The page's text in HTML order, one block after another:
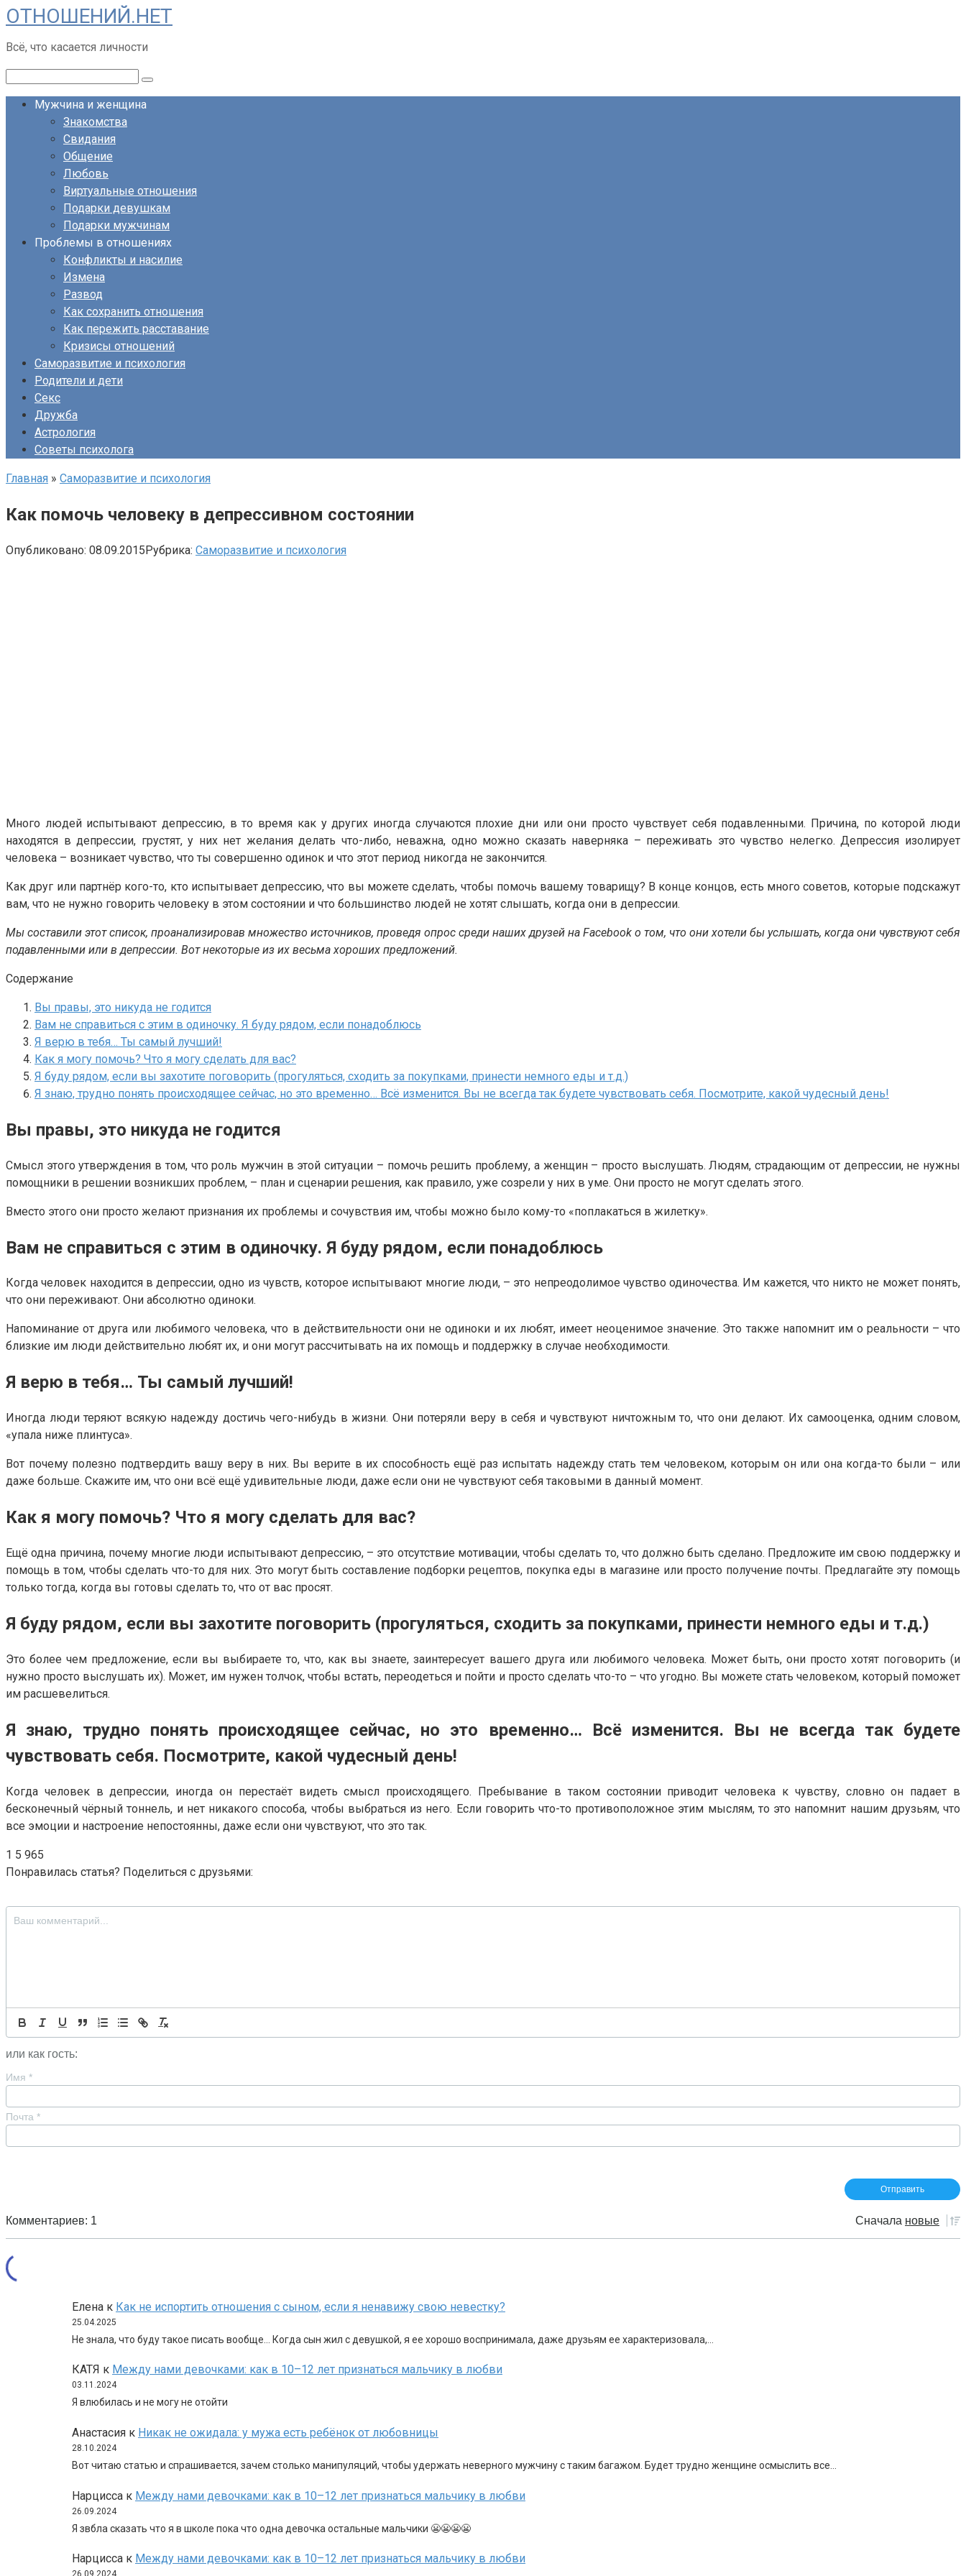
Перейти
к
контенту
ОТНОШЕНИЙ.НЕТ
Всё, что касается личности
Мужчина и женщина
Знакомства
Свидания
Общение
Любовь
Виртуальные отношения
Подарки девушкам
Подарки мужчинам
Проблемы в отношениях
Конфликты и насилие
Измена
Развод
Как сохранить отношения
Как пережить расставание
Кризисы отношений
Саморазвитие и психология
Родители и дети
Секс
Дружба
Астрология
Советы психолога
Главная » Саморазвитие и психология
Как помочь человеку в депрессивном состоянии
Опубликовано: 08.09.2015Рубрика: Саморазвитие и психология
Много людей испытывают депрессию, в то время как у других иногда случаются плохие дни или они просто чувствует себя подавленными. Причина, по которой люди
находятся в депрессии, грустят, у них нет желания делать что-либо, неважна, одно можно сказать наверняка – переживать это чувство нелегко. Депрессия изолирует
человека – возникает чувство, что ты совершенно одинок и что этот период никогда не закончится.
Как друг или партнёр кого-то, кто испытывает депрессию, что вы можете сделать, чтобы помочь вашему товарищу? В конце концов, есть много советов, которые подскажут
вам, что не нужно говорить человеку в этом состоянии и что большинство людей не хотят слышать, когда они в депрессии.
Мы составили этот список, проанализировав множество источников, проведя опрос среди наших друзей на Facebook о том, что они хотели бы услышать, когда они чувствуют себя
подавленными или в депрессии. Вот некоторые из их весьма хороших предложений.
Содержание
Вы правы, это никуда не годится
Вам не справиться с этим в одиночку. Я буду рядом, если понадоблюсь
Я верю в тебя… Ты самый лучший!
Как я могу помочь? Что я могу сделать для вас?
Я буду рядом, если вы захотите поговорить (прогуляться, сходить за покупками, принести немного еды и т.д.)
Я знаю, трудно понять происходящее сейчас, но это временно… Всё изменится. Вы не всегда так будете чувствовать себя. Посмотрите, какой чудесный день!
Вы правы, это никуда не годится
Смысл этого утверждения в том, что роль мужчин в этой ситуации – помочь решить проблему, а женщин – просто выслушать. Людям, страдающим от депрессии, не нужны
помощники в решении возникших проблем, – план и сценарии решения, как правило, уже созрели у них в уме. Они просто не могут сделать этого.
Вместо этого они просто желают признания их проблемы и сочувствия им, чтобы можно было кому-то «поплакаться в жилетку».
Вам не справиться с этим в одиночку. Я буду рядом, если понадоблюсь
Когда человек находится в депрессии, одно из чувств, которое испытывают многие люди, – это непреодолимое чувство одиночества. Им кажется, что никто не может понять,
что они переживают. Они абсолютно одиноки.
Напоминание от друга или любимого человека, что в действительности они не одиноки и их любят, имеет неоценимое значение. Это также напомнит им о реальности – что
близкие им люди действительно любят их, и они могут рассчитывать на их помощь и поддержку в случае необходимости.
Я верю в тебя… Ты самый лучший!
Иногда люди теряют всякую надежду достичь чего-нибудь в жизни. Они потеряли веру в себя и чувствуют ничтожным то, что они делают. Их самооценка, одним словом,
«упала ниже плинтуса».
Вот почему полезно подтвердить вашу веру в них. Вы верите в их способность ещё раз испытать надежду стать тем человеком, которым он или она когда-то были – или
даже больше. Скажите им, что они всё ещё удивительные люди, даже если они не чувствуют себя таковыми в данный момент.
Как я могу помочь? Что я могу сделать для вас?
Ещё одна причина, почему многие люди испытывают депрессию, – это отсутствие мотивации, чтобы сделать то, что должно быть сделано. Предложите им свою поддержку и
помощь в том, чтобы сделать что-то для них. Это могут быть составление подборки рецептов, покупка еды в магазине или просто получение почты. Предлагайте эту помощь
только тогда, когда вы готовы сделать то, что от вас просят.
Я буду рядом, если вы захотите поговорить (прогуляться, сходить за покупками, принести немного еды и т.д.)
Это более чем предложение, если вы выбираете то, что, как вы знаете, заинтересует вашего друга или любимого человека. Может быть, они просто хотят поговорить (и
нужно просто выслушать их). Может, им нужен толчок, чтобы встать, переодеться и пойти и просто сделать что-то – что угодно. Вы можете стать человеком, который поможет
им расшевелиться.
Я знаю, трудно понять происходящее сейчас, но это временно… Всё изменится. Вы не всегда так будете
чувствовать себя. Посмотрите, какой чудесный день!
Когда человек в депрессии, иногда он перестаёт видеть смысл происходящего. Пребывание в таком состоянии приводит человека к чувству, словно он падает в
бесконечный чёрный тоннель, и нет никакого способа, чтобы выбраться из него. Если говорить что-то противоположное этим мыслям, то это напомнит нашим друзьям, что
все эмоции и настроение непостоянны, даже если они чувствуют, что это так.
1 5 965
Понравилась статья? Поделиться с друзьями:
или как гость:
Имя *
Почта *
Комментариев: 1 Сначала новые
Елена к Как не испортить отношения с сыном, если я ненавижу свою невестку?
25.04.2025
Не знала, что буду такое писать вообще… Когда сын жил с девушкой, я ее хорошо воспринимала, даже друзьям ее характеризовала,…
КАТЯ к Между нами девочками: как в 10–12 лет признаться мальчику в любви
03.11.2024
Я влюбилась и не могу не отойти
Анастасия к Никак не ожидала: у мужа есть ребёнок от любовницы
28.10.2024
Вот читаю статью и спрашивается, зачем столько манипуляций, чтобы удержать неверного мужчину с таким багажом. Будет трудно женщине осмыслить все…
Нарцисса к Между нами девочками: как в 10–12 лет признаться мальчику в любви
26.09.2024
Я звбла сказать что я в школе пока что одна девочка остальные мальчики 😬😬😬😬
Нарцисса к Между нами девочками: как в 10–12 лет признаться мальчику в любви
26.09.2024